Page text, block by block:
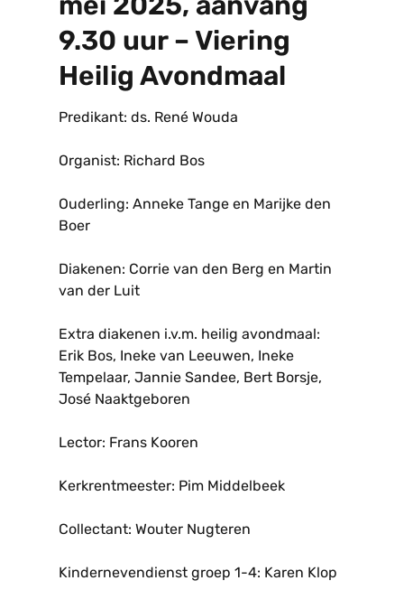
9.30 uur – Viering
Heilig Avondmaal
Predikant: ds. René Wouda
Organist: Richard Bos
Ouderling: Anneke Tange en Marijke den
Boer
Diakenen: Corrie van den Berg en Martin
van der Luit
Extra diakenen i.v.m. heilig avondmaal:
Erik Bos, Ineke van Leeuwen, Ineke
Tempelaar, Jannie Sandee, Bert Borsje,
José Naaktgeboren
Lector: Frans Kooren
Kerkrentmeester: Pim Middelbeek
Collectant: Wouter Nugteren
Kindernevendienst groep 1-4: Karen Klop